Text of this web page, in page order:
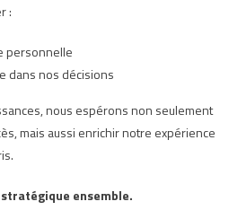
:
personnelle
dans nos décisions
nous espérons non seulement
mais aussi enrichir notre expérience
ensemble.